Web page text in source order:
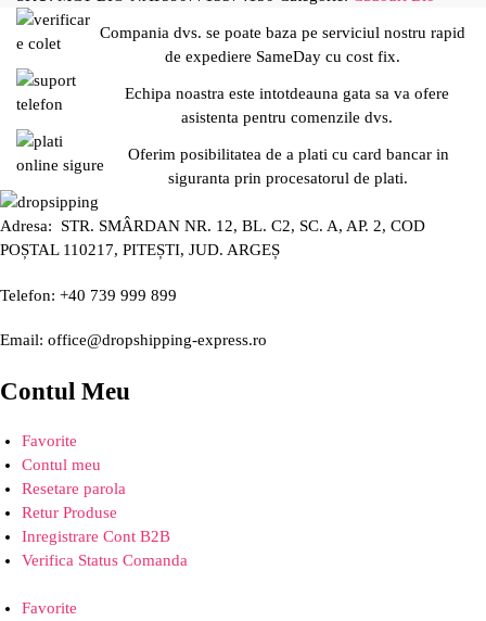
Compania dvs. se poate baza pe serviciul nostru rapid
de expediere SameDay cu cost fix.
Echipa noastra este intotdeauna gata sa va ofere
asistenta pentru comenzile dvs.
Oferim posibilitatea de a plati cu card bancar in
siguranta prin procesatorul de plati.
Adresa: STR. SMÂRDAN NR. 12, BL. C2, SC. A, AP. 2, COD
POȘTAL 110217, PITEȘTI, JUD. ARGEȘ
Telefon: +40 739 999 899
Email: office@dropshipping-express.ro
Contul Meu
Favorite
Contul meu
Resetare parola
Retur Produse
Inregistrare Cont B2B
Verifica Status Comanda
Favorite